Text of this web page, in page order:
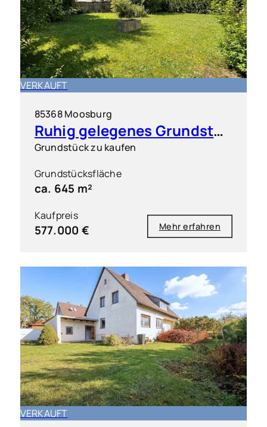
VERKAUFT
85368 Moosburg
Ruhig gelegenes Grundstück mit Altbestand, ideal für ein EFH oder DH
Grundstück zu kaufen
Grundstücksfläche
ca. 645 m²
Kaufpreis
577.000 € Mehr erfahren
VERKAUFT